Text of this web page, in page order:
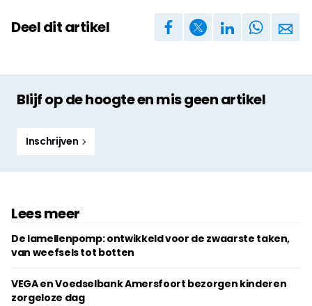
Deel dit artikel
Blijf op de hoogte en mis geen artikel
Inschrijven
Lees meer
De lamellenpomp: ontwikkeld voor de zwaarste taken,
van weefsels tot botten
VEGA en Voedselbank Amersfoort bezorgen kinderen
zorgeloze dag